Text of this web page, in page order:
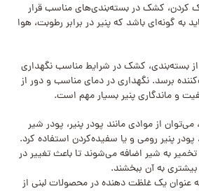
کردن، کشک در بسته‌بندی‌های مناسب قرار
به گونه‌ای باشد که پنیر در برابر رطوبت، هوا
بسته‌بندی، کشک در شرایط مناسب نگهداری
برسد. نگهداری در دمای مناسب و دور از
و ماندگاری پنیر بسیار مهم است.
از موادی مانند پودر پنیر، پودر شیر
پنیر رومی و یا سفیده‌کردن استفاده کرد.
تخمیر به شیر اضافه می‌شوند تا باعث تغییر در
به آن ببخشند.
عنوان یک غلظت دهنده در محصولات لبنی از